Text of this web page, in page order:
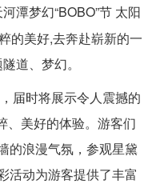
潭梦幻“BOBO”节 太阳
的美好,去奔赴崭新的一
道、梦幻。
届时将展示令人震撼的
、美好的体验。游客们
的浪漫气氛，参观星黛
活动为游客提供了丰富